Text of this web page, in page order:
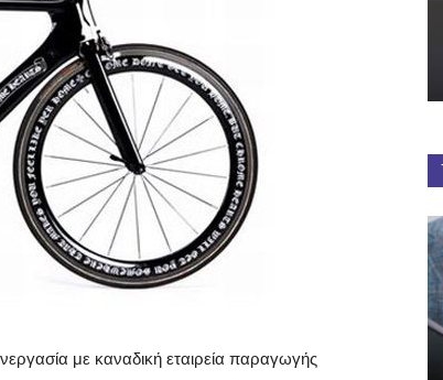
με καναδική εταιρεία παραγωγής